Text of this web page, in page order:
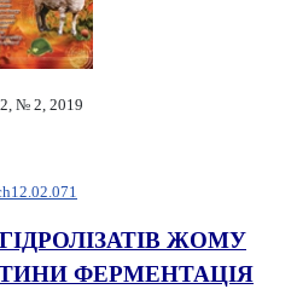
№ 2, 2019
ЖОМУ
ФЕРМЕНТАЦІЯ